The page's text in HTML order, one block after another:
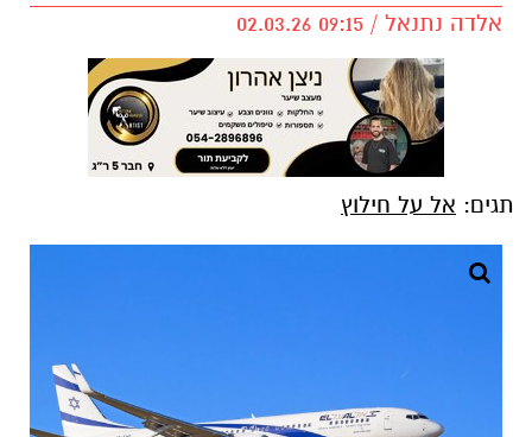
אלדה נתנאל / 09:15 02.03.26
תגים: אל על חילוץ